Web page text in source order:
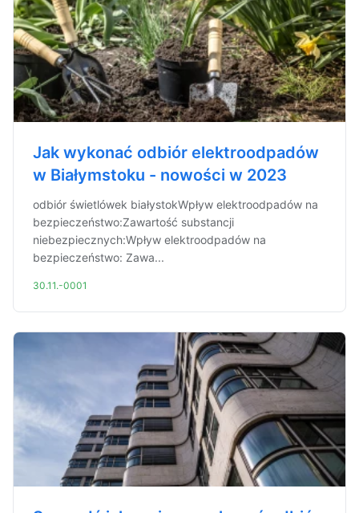
Jak wykonać odbiór elektroodpadów
w Białymstoku - nowości w 2023
odbiór świetlówek białystokWpływ elektroodpadów na
bezpieczeństwo:Zawartość substancji
niebezpiecznych:Wpływ elektroodpadów na
bezpieczeństwo: Zawa...
30.11.-0001